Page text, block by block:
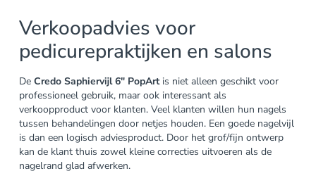
Verkoopadvies voor
pedicurepraktijken en salons
De Credo Saphiervijl 6″ PopArtis niet alleen geschikt voor
professioneel gebruik, maar ook interessant als
verkoopproduct voor klanten. Veel klanten willen hun nagels
tussen behandelingen door netjes houden. Een goede nagelvijl
is dan een logisch adviesproduct. Door het grof/fijn ontwerp
kan de klant thuis zowel kleine correcties uitvoeren als de
nagelrand glad afwerken.